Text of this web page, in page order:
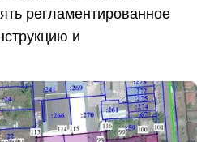
регламентированное
и